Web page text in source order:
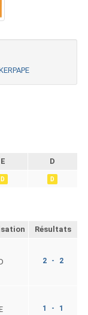
E D
D D
Résultats
2 - 2
1 - 1